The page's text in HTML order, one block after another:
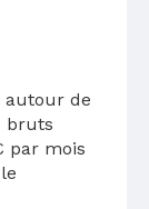
autour de
bruts
par mois